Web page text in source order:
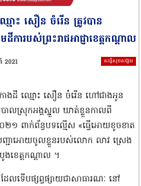
មោះ សឿន ចំរើន ត្រូវបាន
ដីការបស់ព្រះរាជអាជ្ញាខេត្តកណ្តាល
សន្តិសុខសង្គម
2021
កាងដី ឈ្មោះ សឿន ចំរើន ហៅជាងអូន
បាលស្រុកអង្គស្នួល ឃាត់ខ្លួនកាលពី
២១ ពាក់ព័ន្ធបទល្មើស «ធ្វើអោយខូចខាត
ញ្ជាអោយចូលខ្លួនរបស់លោក លាវ ស្រេង
ងខេត្តកណ្តាល ។
ែលទើបផ្សព្វផ្សាយជាសាធារណៈ នៅ